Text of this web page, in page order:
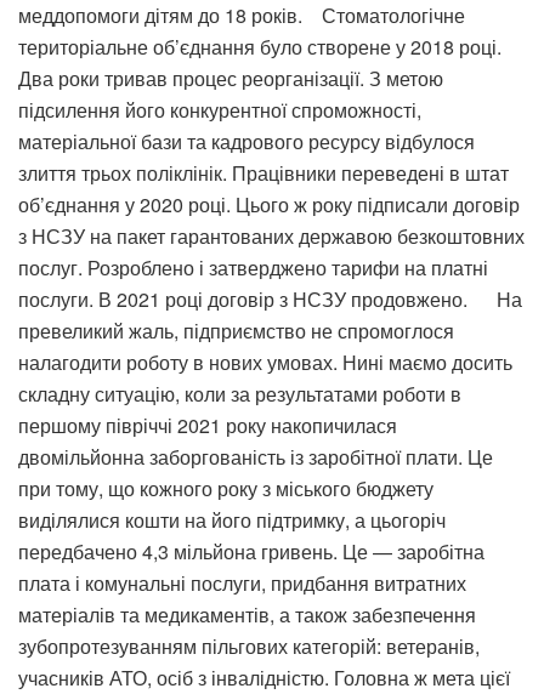
меддопомоги дітям до 18 років. Стоматологічне
територіальне об’єднання було створене у 2018 році.
Два роки тривав процес реорганізації. З метою
підсилення його конкурентної спроможності,
матеріальної бази та кадрового ресурсу відбулося
злиття трьох поліклінік. Працівники переведені в штат
об’єднання у 2020 році. Цього ж року підписали договір
з НСЗУ на пакет гарантованих державою безкоштовних
послуг. Розроблено і затверджено тарифи на платні
послуги. В 2021 році договір з НСЗУ продовжено. На
превеликий жаль, підприємство не спромоглося
налагодити роботу в нових умовах. Нині маємо досить
складну ситуацію, коли за результатами роботи в
першому півріччі 2021 року накопичилася
двомільйонна заборгованість із заробітної плати. Це
при тому, що кожного року з міського бюджету
виділялися кошти на його підтримку, а цьогоріч
передбачено 4,3 мільйона гривень. Це — заробітна
плата і комунальні послуги, придбання витратних
матеріалів та медикаментів, а також забезпечення
зубопротезуванням пільгових категорій: ветеранів,
учасників АТО, осіб з інвалідністю. Головна ж мета цієї